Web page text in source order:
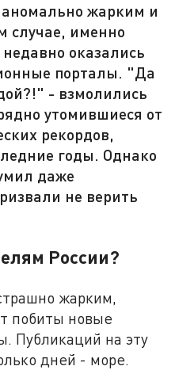
жарким и
случае, именно
оказались
порталы. "Да
- взмолились
утомившиеся от
рекордов,
годы. Однако
даже
не верить
России?
жарким,
побиты новые
Публикаций на эту
дней - море.